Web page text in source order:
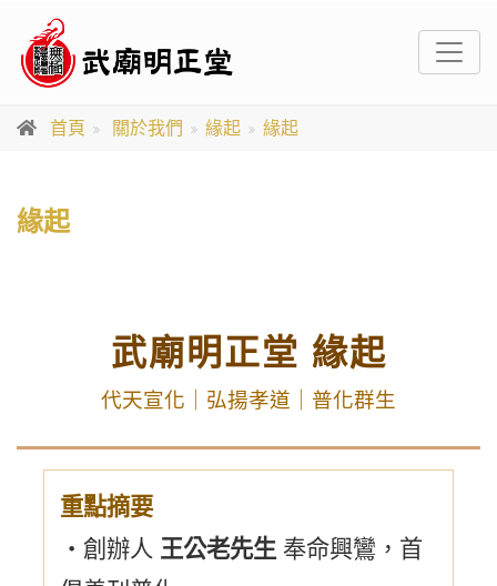
首頁 關於我們 緣起 緣起
緣起
武廟明正堂 緣起
代天宣化｜弘揚孝道｜普化群生
重點摘要
・創辦人 王公老先生 奉命興鸞，首